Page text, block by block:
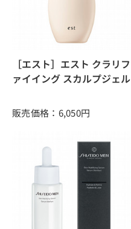
［エスト］エスト クラリフ
ァイイング スカルプジェル
販売価格：6,050円